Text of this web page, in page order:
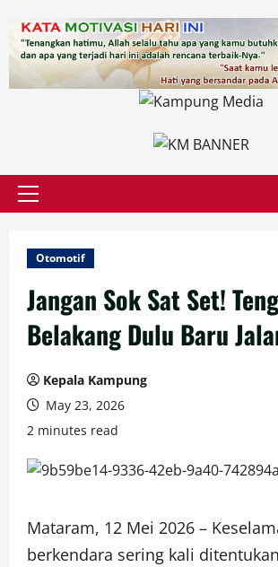
content
Primary
Otomotif
Jangan Sok Sat Set!
Belakang Dulu Baru
Kepala Kampung
May 23, 2026
2 minutes read
Mataram, 12 Mei 2026 –
berkendara sering kali